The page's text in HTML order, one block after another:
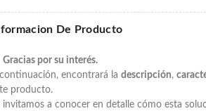
De Producto
Gracias por su interés.
encontrará la descripción,
producto.
invitamos a conocer en detalle cómo esta